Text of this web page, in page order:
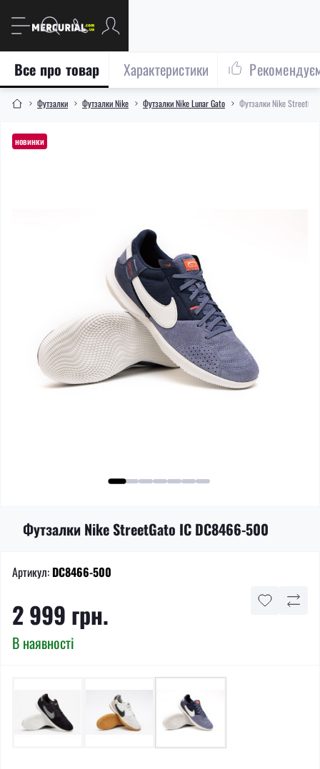
Футзалки Футзалки Nike Футзалки Nike Lunar Gato Футзалки Nike
Все про товар Характеристики
новинки
Футзалки Nike StreetGato IC DC8466-500
Артикул: DC8466-500
2 999 грн.
В наявності